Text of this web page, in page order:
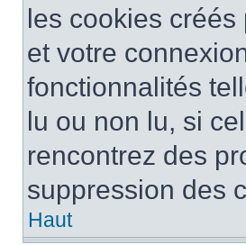
les cookies
et votre
fonctionnalités
lu ou non lu, si
rencontrez des
suppression des
Haut